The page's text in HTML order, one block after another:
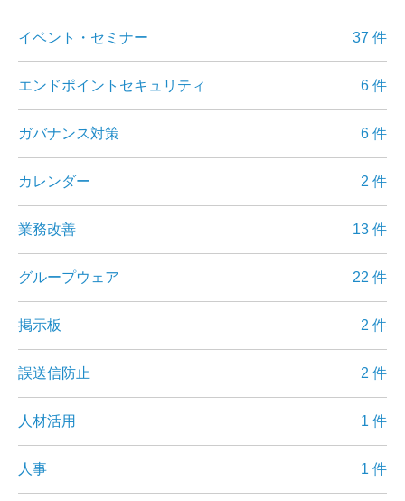
イベント・セミナー 37 件
エンドポイントセキュリティ 6 件
ガバナンス対策 6 件
カレンダー 2 件
業務改善 13 件
グループウェア 22 件
掲示板 2 件
誤送信防止 2 件
人材活用 1 件
人事 1 件